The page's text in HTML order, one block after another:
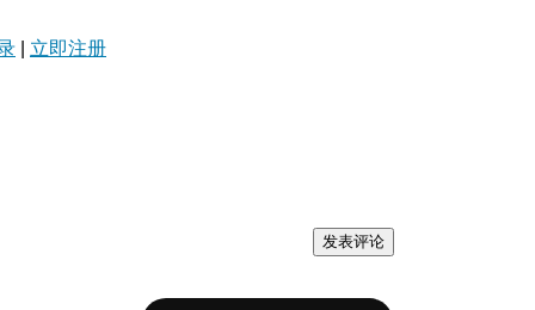
立即注册
发表评论